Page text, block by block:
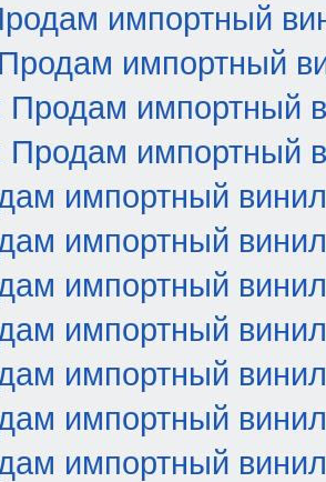
импортный
импортный
Продам импортный
Продам импортный
импортный винил
импортный винил
импортный винил
импортный винил
импортный винил
импортный винил
импортный винил